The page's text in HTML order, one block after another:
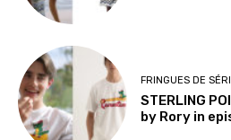
FRINGUES DE
STERLING
by Rory in